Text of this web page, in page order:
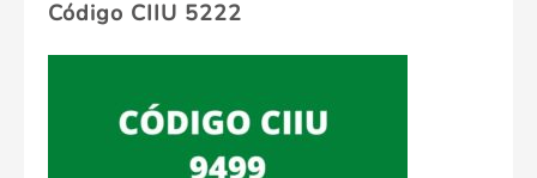
Código CIIU 5222